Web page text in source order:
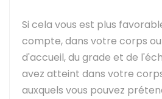
Si cela vous est plus
compte, dans votre corps
d'accueil, du grade et de
avez atteint dans votre
auxquels vous pouvez